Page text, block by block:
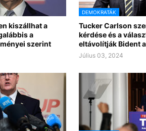
kiszállhat a
a
szerint
DEMOKRATÁK
Tucker Carlson
kérdése és a
eltávolítják Bident
Július 03, 2024